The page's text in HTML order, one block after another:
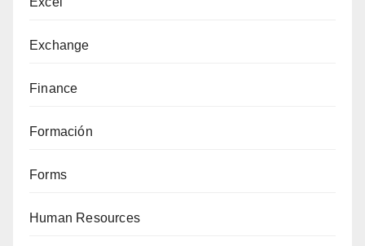
Exchange
Finance
Formación
Forms
Human Resources